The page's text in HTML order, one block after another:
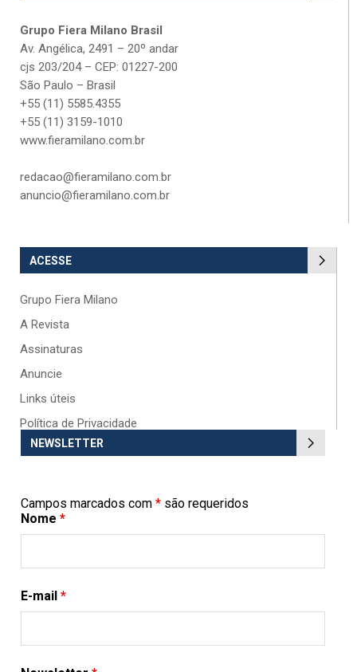
Grupo Fiera Milano Brasil
Av. Angélica, 2491 – 20º andar
cjs 203/204 – CEP: 01227-200
São Paulo – Brasil
+55 (11) 5585.4355
+55 (11) 3159-1010
www.fieramilano.com.br
redacao@fieramilano.com.br
anuncio@fieramilano.com.br
ACESSE
Grupo Fiera Milano
A Revista
Assinaturas
Anuncie
Links úteis
Política de Privacidade
NEWSLETTER
Campos marcados com * são requeridos
Nome *
E-mail *